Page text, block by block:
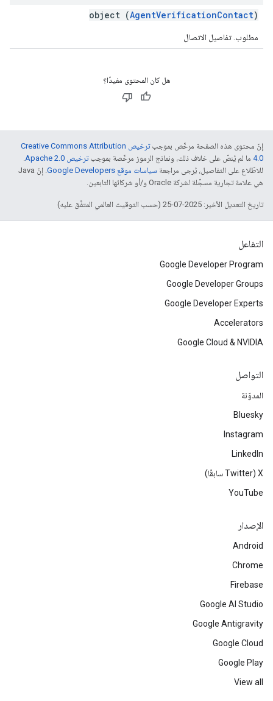
object (AgentVerificationContact)
مطلوب. تفاصيل الاتصال
هل كان المحتوى مفيدًا؟
إنّ محتوى هذه الصفحة مرخّص بموجب
ترخيص Creative Commons Attribution
4.0‏ ما لم يُنصّ على خلاف ذلك، ونماذج الرموز مرخّصة بموجبترخيص Apache 2.0‏
.
للاطّلاع على التفاصيل، يُرجى مراجعة سياسات موقع Google Developers‏
. إنّ Java
هي علامة تجارية مسجَّلة لشركة Oracle و/أو شركائها التابعين.
تاريخ التعديل الأخير: 2025-07-25 (حسب التوقيت العالمي المتفَّق عليه)
التفاعل
Google Developer Program
Google Developer Groups
Google Developer Experts
Accelerators
Google Cloud & NVIDIA
التواصل
المدوّنة
Bluesky
Instagram
LinkedIn
‫X ‏(Twitter سابقًا)
YouTube
الإصدار
Android
Chrome
Firebase
Google AI Studio
Google Antigravity
Google Cloud
Google Play
View all